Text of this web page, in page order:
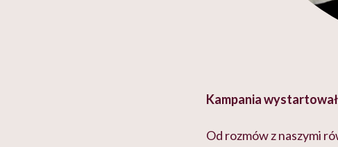
Kampania
Od rozmów z naszymi